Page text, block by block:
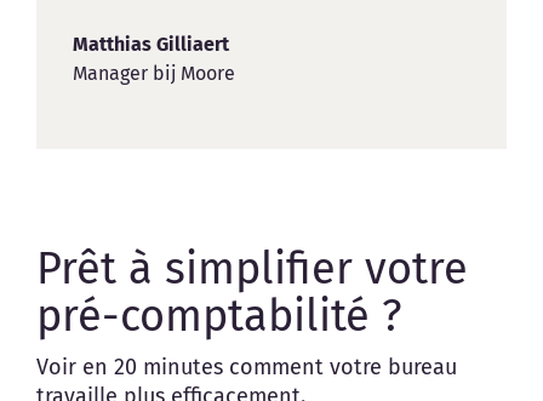
Matthias Gilliaert
Manager bij Moore
Prêt à simplifier votre
pré-comptabilité ?
Voir en 20 minutes comment votre bureau